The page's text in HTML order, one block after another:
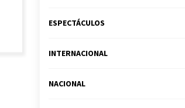
ESPECTÁCULOS
INTERNACIONAL
NACIONAL